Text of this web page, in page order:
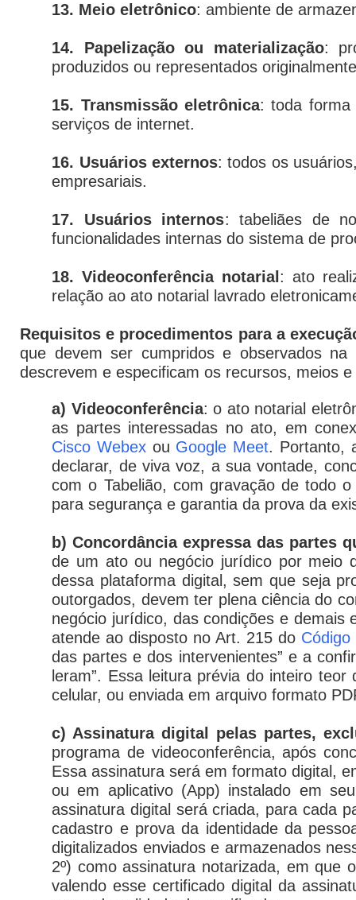
13. Meio eletrônico: ambiente de
14. Papelização ou materialização:
produzidos ou representados
15. Transmissão eletrônica: toda forma
serviços de internet.
16. Usuários externos: todos os
empresariais.
17. Usuários internos: tabeliães de
funcionalidades internas do sistema de
18. Videoconferência notarial : ato
relação ao ato notarial lavrado
Requisitos e procedimentos para a
que devem ser cumpridos e observados
descrevem e especificam os recursos, meios
a) Videoconferência: o ato notarial
as partes interessadas no ato, em
Cisco Webexou Google Meet. Portanto,
declarar, de viva voz, a sua vontade,
com o Tabelião, com gravação de todo
para segurança e garantia da prova da
b) Concordância expressa das partes
de um ato ou negócio jurídico por meio
dessa plataforma digital, sem que seja
outorgados, devem ter plena ciência do
negócio jurídico, das condições e
atende ao disposto no Art. 215 do Código
das partes e dos intervenientes” e a
leram”. Essa leitura prévia do inteiro
celular, ou enviada em arquivo formato
c) Assinatura digital pelas partes,
programa de videoconferência, após
Essa assinatura será em formato digital,
ou em aplicativo (App) instalado em
assinatura digital será criada, para cada
cadastro e prova da identidade da
digitalizados enviados e armazenados
2º) como assinatura notarizada, em que
valendo esse certificado digital da